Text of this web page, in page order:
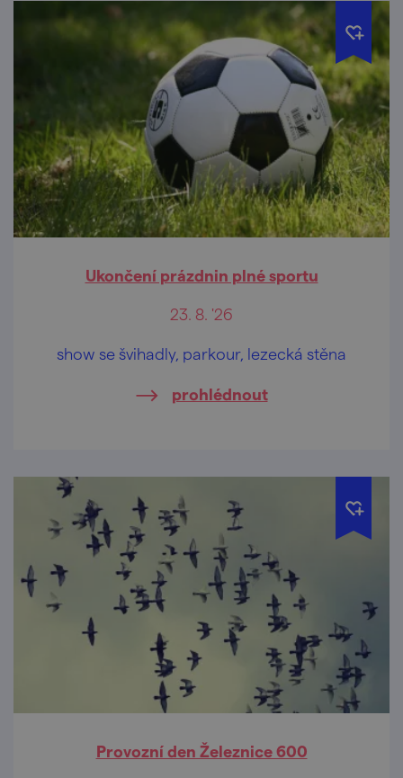
Ukončení prázdnin plné sportu
23. 8. '26
show se švihadly, parkour, lezecká stěna
prohlédnout
Provozní den Železnice 600